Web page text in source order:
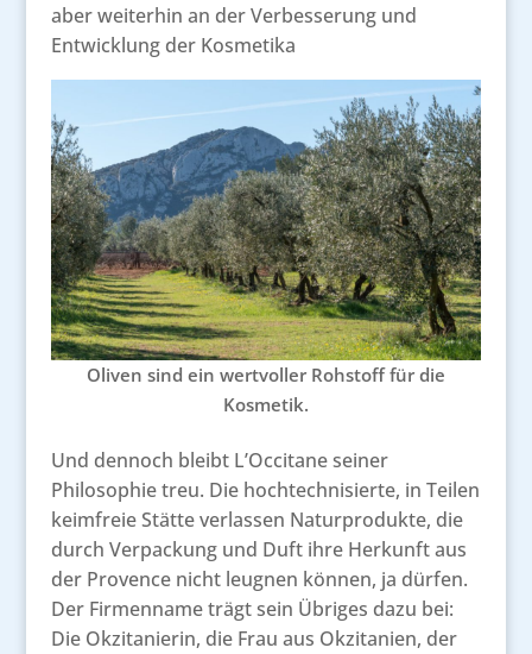
aber weiterhin an der Verbesserung und
Entwicklung der Kosmetika
Oliven sind ein wertvoller Rohstoff für die
Kosmetik.
Und dennoch bleibt L’Occitane seiner
Philosophie treu. Die hochtechnisierte, in Teilen
keimfreie Stätte verlassen Naturprodukte, die
durch Verpackung und Duft ihre Herkunft aus
der Provence nicht leugnen können, ja dürfen.
Der Firmenname trägt sein Übriges dazu bei:
Die Okzitanierin, die Frau aus Okzitanien, der